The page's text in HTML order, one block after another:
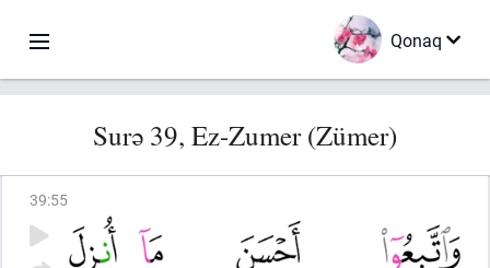
Qonaq
Surə 39, Ez-Zumer (Zümer)
39:55